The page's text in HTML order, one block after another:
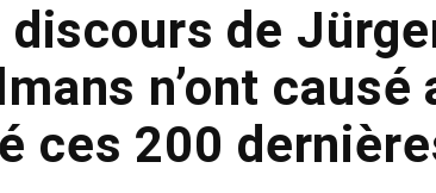
de
n’ont causé
ces 200